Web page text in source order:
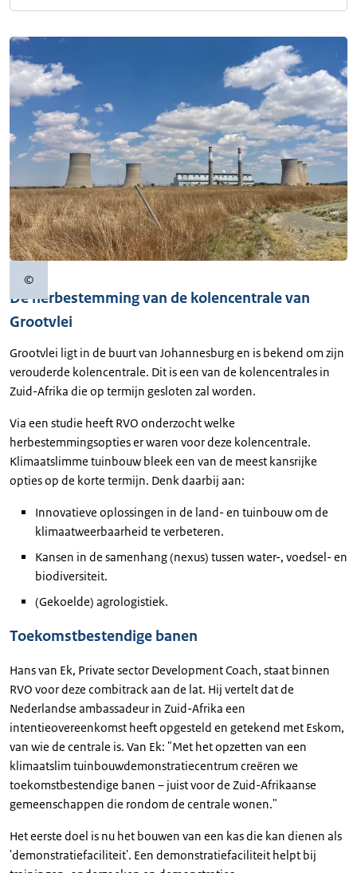
©Copyrightinformatie
De herbestemming van de kolencentrale van
Grootvlei
Grootvlei ligt in de buurt van Johannesburg en is bekend om zijn
verouderde kolencentrale. Dit is een van de kolencentrales in
Zuid-Afrika die op termijn gesloten zal worden.
Via een studie heeft RVO onderzocht welke
herbestemmingsopties er waren voor deze kolencentrale.
Klimaatslimme tuinbouw bleek een van de meest kansrijke
opties op de korte termijn. Denk daarbij aan:
Innovatieve oplossingen in de land- en tuinbouw om de
klimaatweerbaarheid te verbeteren.
Kansen in de samenhang (nexus) tussen water-, voedsel- en
biodiversiteit.
(Gekoelde) agrologistiek.
Toekomstbestendige banen
Hans van Ek, Private sector Development Coach, staat binnen
RVO voor deze combitrack aan de lat. Hij vertelt dat de
Nederlandse ambassadeur in Zuid-Afrika een
intentieovereenkomst heeft opgesteld en getekend met Eskom,
van wie de centrale is. Van Ek: "Met het opzetten van een
klimaatslim tuinbouwdemonstratiecentrum creëren we
toekomstbestendige banen – juist voor de Zuid-Afrikaanse
gemeenschappen die rondom de centrale wonen."
Het eerste doel is nu het bouwen van een kas die kan dienen als
'demonstratiefaciliteit'. Een demonstratiefaciliteit helpt bij